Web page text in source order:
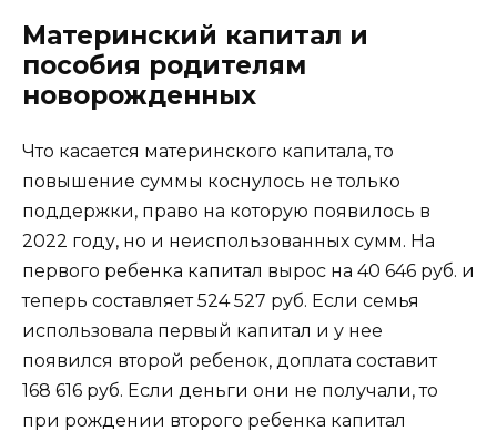
Материнский капитал и
пособия родителям
новорожденных
Что касается материнского капитала, то
повышение суммы коснулось не только
поддержки, право на которую появилось в
2022 году, но и неиспользованных сумм. На
первого ребенка капитал вырос на 40 646 руб. и
теперь составляет 524 527 руб. Если семья
использовала первый капитал и у нее
появился второй ребенок, доплата составит
168 616 руб. Если деньги они не получали, то
при рождении второго ребенка капитал